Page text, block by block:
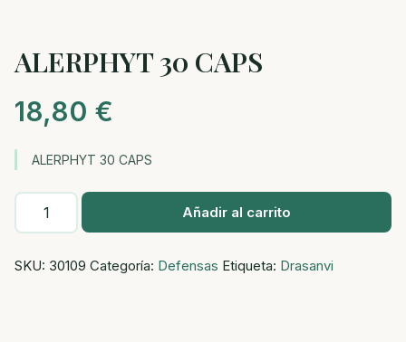
ALERPHYT 30 CAPS
18,80 €
ALERPHYT 30 CAPS
ALERPHYT
cantidad
Añadir al carrito
SKU: 30109 Categoría: Defensas Etiqueta: Drasanvi